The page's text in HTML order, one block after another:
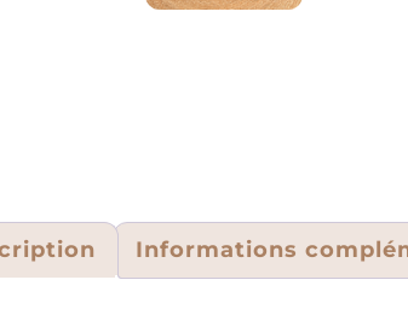
Informations